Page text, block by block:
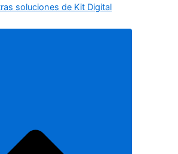
soluciones de Kit Digital